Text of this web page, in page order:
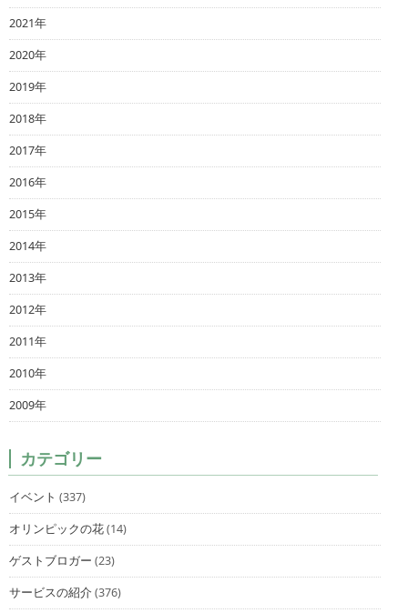
2021年
2020年
2019年
2018年
2017年
2016年
2015年
2014年
2013年
2012年
2011年
2010年
2009年
カテゴリー
イベント (337)
オリンピックの花(14)
ゲストブロガー (23)
サービスの紹介(376)